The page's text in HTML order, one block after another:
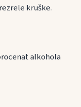
kruške.
alkohola